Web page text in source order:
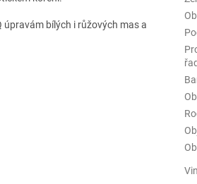
úpravám bílých i růžových mas a